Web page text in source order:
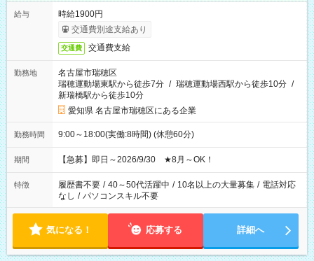
給与
時給1900円
交通費別途支給あり
交通費 交通費支給
勤務地
名古屋市瑞穂区
瑞穂運動場東駅から徒歩7分 / 瑞穂運動場西駅から徒歩10分 /
新瑞橋駅から徒歩10分
愛知県 名古屋市瑞穂区にある企業
勤務時間 9:00～18:00(実働:8時間) (休憩60分)
期間 【急募】即日～2026/9/30 ★8月～OK！
特徴 履歴書不要 / 40～50代活躍中 / 10名以上の大量募集 / 電話対応
なし / パソコンスキル不要
気になる！ 応募する 詳細へ